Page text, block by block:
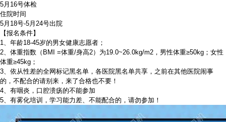
5月16号体检
住院时间
5月18号-5月24号出院
【报名条件】
1、年龄18-45岁的男女健康志愿者；
2、体重指数（BMI =体重/身高2）为19.0~26.0kg/m2，男性体重≥50kg；女性
体重≥45kg；
3、依从性差的全网标记黑名单，各医院黑名单共享，之前在其他医院闹事
的，不配合的请别来，来了合格也不要！
4、有咽炎，口腔溃疡的不能参加
5、有雾化培训，学习能力差、不能配合的，请勿参加！